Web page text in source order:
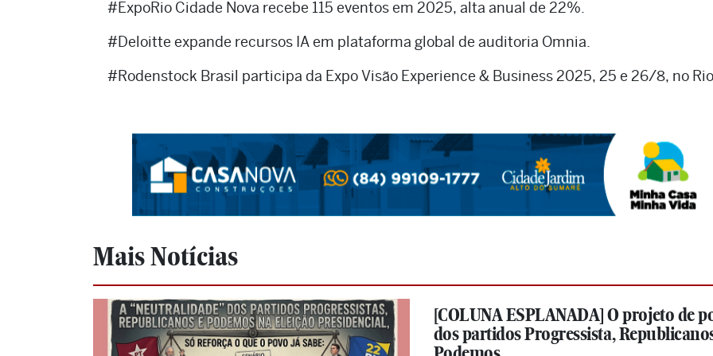
#ExpoRio Cidade Nova recebe 115 eventos em 2025, alta anual de 22%.
#Deloitte expande recursos IA em plataforma global de auditoria Omnia.
#Rodenstock Brasil participa da Expo Visão Experience & Business 2025, 25 e 26/8, no
Mais Notícias
[COLUNA ESPLANADA] O projeto de
dos partidos Progressista,